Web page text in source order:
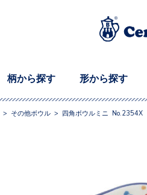
柄から探す 形から探す
> その他ボウル > 四角ボウルミニ No.2354X